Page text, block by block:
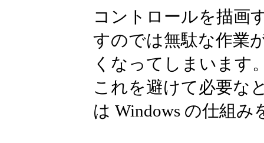
コントロールを描画
すのでは無駄な作業
くなってしまいます
これを避けて必要な
は Windows の仕組み